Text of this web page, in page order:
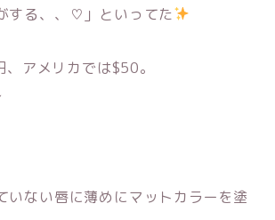
する、、♡」といってた
アメリカでは$50。
いない唇に薄めにマットカラーを塗